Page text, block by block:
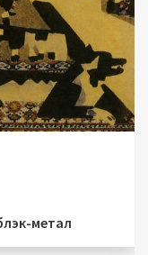
метал